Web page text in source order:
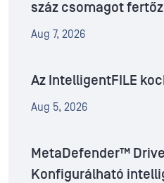
száz csomagot
Aug 7, 2026
Az IntelligentFILE
Aug 5, 2026
MetaDefender™
Konfigurálható